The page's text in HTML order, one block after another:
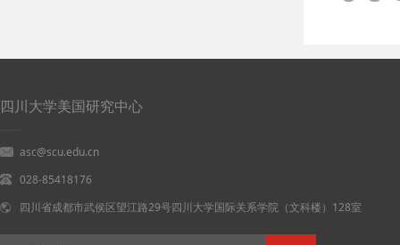
四川大学美国研究中心
asc@scu.edu.cn
028-85418176
四川省成都市武侯区望江路29号四川大学国际关系学院（文科楼）128室